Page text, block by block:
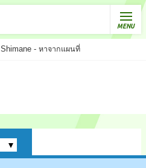
Shimane - หาจากแผนที่